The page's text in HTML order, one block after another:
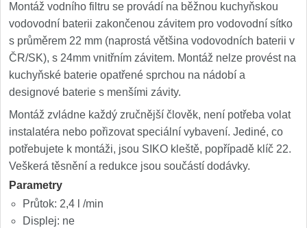
Montáž vodního filtru se provádí na běžnou kuchyňskou
vodovodní baterii zakončenou závitem pro vodovodní sítko
s průměrem 22 mm (naprostá většina vodovodních baterii v
ČR/SK), s 24mm vnitřním závitem. Montáž nelze provést na
kuchyňské baterie opatřené sprchou na nádobí a
designové baterie s menšími závity.
Montáž zvládne každý zručnější člověk, není potřeba volat
instalatéra nebo pořizovat speciální vybavení. Jediné, co
potřebujete k montáži, jsou SIKO kleště, popřípadě klíč 22.
Veškerá těsnění a redukce jsou součástí dodávky.
Parametry
Průtok: 2,4 l /min
Displej: ne